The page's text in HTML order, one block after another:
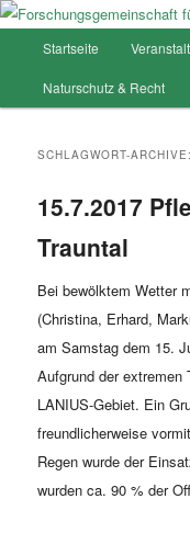
Hauptmenü
Zum
Inhalt
Zum
sekundären
Startseite
Naturschutz & Recht
SCHLAGWORT-
15.7.2017
Trauntal
Bei bewölktem Wetter
(Christina, Erhard,
am Samstag dem 15.
Aufgrund der extremen
LANIUS-Gebiet. Ein
freundlicherweise
Regen wurde der
wurden ca. 90 % der